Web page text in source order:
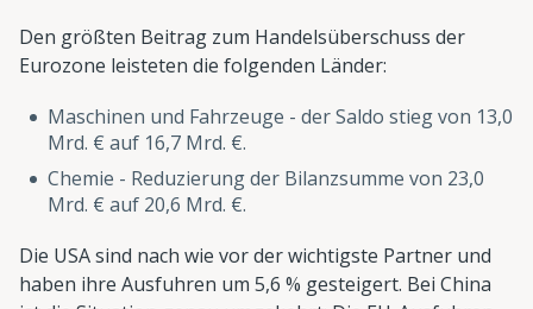
Den größten Beitrag zum Handelsüberschuss der
Eurozone leisteten die folgenden Länder:
Maschinen und Fahrzeuge - der Saldo stieg von 13,0
Mrd. € auf 16,7 Mrd. €.
Chemie - Reduzierung der Bilanzsumme von 23,0
Mrd. € auf 20,6 Mrd. €.
Die USA sind nach wie vor der wichtigste Partner und
haben ihre Ausfuhren um 5,6 % gesteigert. Bei China